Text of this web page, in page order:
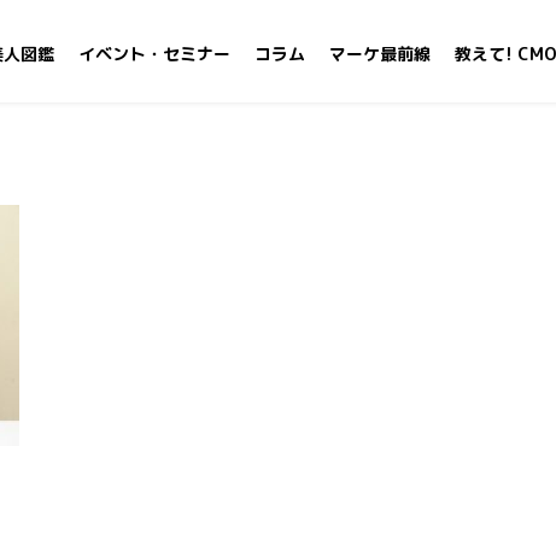
人図鑑 イベント・セミナー コラム マーケ最前線 教えて! CMO